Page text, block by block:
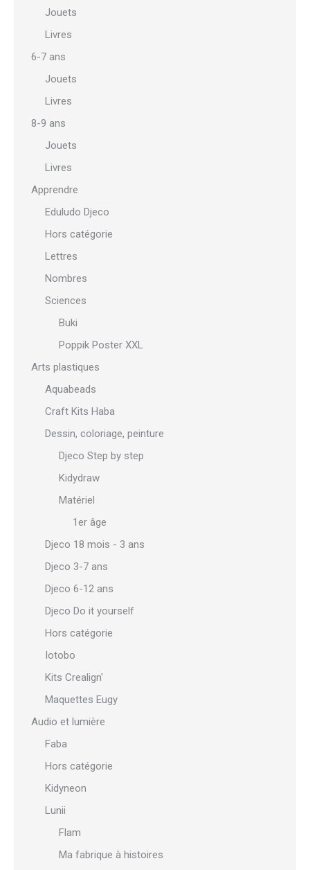
Jouets
Livres
6-7 ans
Jouets
Livres
8-9 ans
Jouets
Livres
Apprendre
Eduludo Djeco
Hors catégorie
Lettres
Nombres
Sciences
Buki
Poppik Poster XXL
Arts plastiques
Aquabeads
Craft Kits Haba
Dessin, coloriage, peinture
Djeco Step by step
Kidydraw
Matériel
1er âge
Djeco 18 mois - 3 ans
Djeco 3-7 ans
Djeco 6-12 ans
Djeco Do it yourself
Hors catégorie
Iotobo
Kits Crealign'
Maquettes Eugy
Audio et lumière
Faba
Hors catégorie
Kidyneon
Lunii
Flam
Ma fabrique à histoires